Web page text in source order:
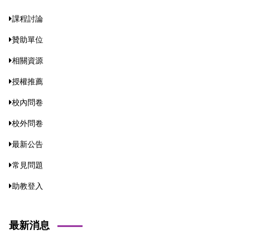
課程討論
贊助單位
相關資源
授權推薦
校內問卷
校外問卷
最新公告
常見問題
助教登入
最新消息